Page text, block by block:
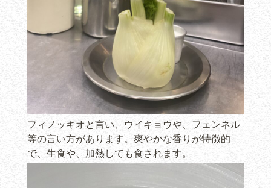
フィノッキオと言い、ウイキョウや、フェンネル
等の言い方があります。爽やかな香りが特徴的
で、生食や、加熱しても食されます。